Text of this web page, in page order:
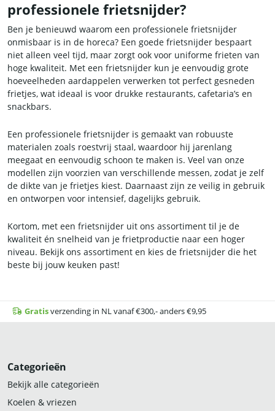
professionele frietsnijder?
Ben je benieuwd waarom een professionele frietsnijder
onmisbaar is in de horeca? Een goede frietsnijder bespaart
niet alleen veel tijd, maar zorgt ook voor uniforme frieten van
hoge kwaliteit. Met een frietsnijder kun je eenvoudig grote
hoeveelheden aardappelen verwerken tot perfect gesneden
frietjes, wat ideaal is voor drukke restaurants, cafetaria’s en
snackbars.
Een professionele frietsnijder is gemaakt van robuuste
materialen zoals roestvrij staal, waardoor hij jarenlang
meegaat en eenvoudig schoon te maken is. Veel van onze
modellen zijn voorzien van verschillende messen, zodat je zelf
de dikte van je frietjes kiest. Daarnaast zijn ze veilig in gebruik
en ontworpen voor intensief, dagelijks gebruik.
Kortom, met een frietsnijder uit ons assortiment til je de
kwaliteit én snelheid van je frietproductie naar een hoger
niveau. Bekijk ons assortiment en kies de frietsnijder die het
beste bij jouw keuken past!
Gratisverzending in NL vanaf €300,- anders €9,95
Categorieën
Bekijk alle categorieën
Koelen & vriezen